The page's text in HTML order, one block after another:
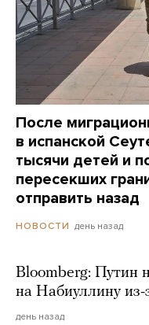
После
в испанской
тысячи детей и
пересекших
отправить назад
НОВОСТИ день назад
Bloomberg: Путин
на Набиуллину из-
день назад